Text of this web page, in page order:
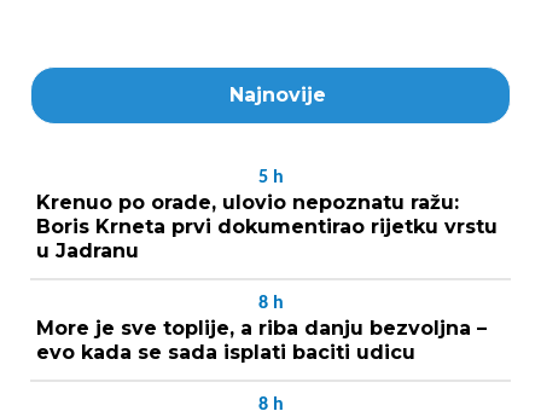
Najnovije
5 h
Krenuo po orade, ulovio nepoznatu ražu:
Boris Krneta prvi dokumentirao rijetku vrstu
u Jadranu
8 h
More je sve toplije, a riba danju bezvoljna –
evo kada se sada isplati baciti udicu
8 h